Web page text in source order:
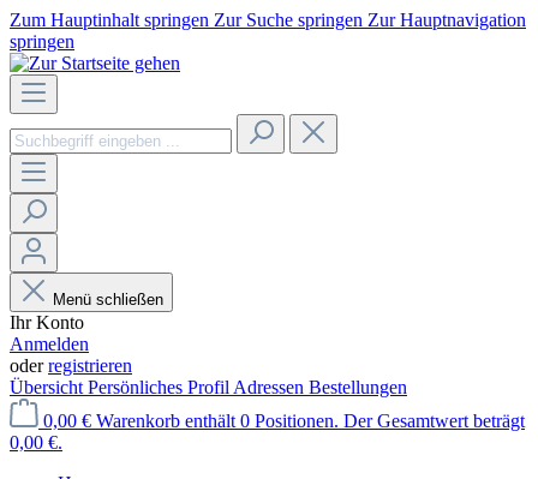
Zum Hauptinhalt springen Zur Suche springen Zur Hauptnavigation
springen
Menü schließen
Ihr Konto
Anmelden
oderregistrieren
Übersicht Persönliches Profil Adressen Bestellungen
0,00 € Warenkorb enthält 0 Positionen. Der Gesamtwert beträgt
0,00 €.